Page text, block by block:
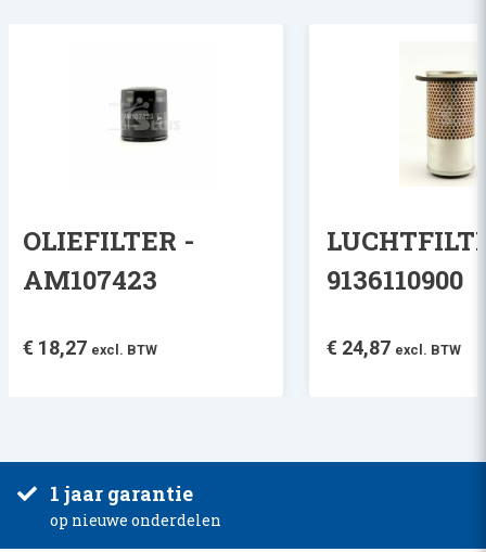
OLIEFILTER -
AM107423
€ 18,27 excl. BTW
9136110900
€ 24,87 excl. BTW
1 jaar garantie
op nieuwe onderdelen